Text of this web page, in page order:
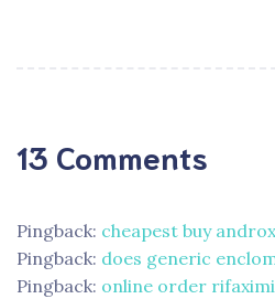
13 Comments
Pingback: cheapest buy
Pingback: does generic
Pingback: online order